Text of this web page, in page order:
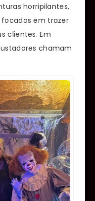
horripilantes,
em trazer
clientes. Em
chamam